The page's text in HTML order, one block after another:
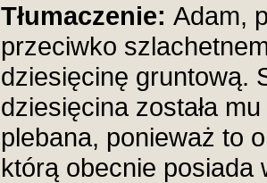
Tłumaczenie: Adam,
przeciwko
dziesięcinę gruntową.
dziesięcina została
plebana, ponieważ to
którą obecnie posiada